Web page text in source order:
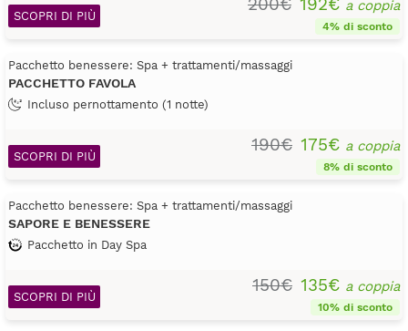
200€ 192€ a coppia
4% di sconto
SCOPRI DI PIÙ
Pacchetto benessere: Spa + trattamenti/massaggi
PACCHETTO FAVOLA
Incluso pernottamento (1 notte)
190€ 175€ a coppia
8% di sconto
SCOPRI DI PIÙ
Pacchetto benessere: Spa + trattamenti/massaggi
SAPORE E BENESSERE
Pacchetto in Day Spa
150€ 135€ a coppia
10% di sconto
SCOPRI DI PIÙ